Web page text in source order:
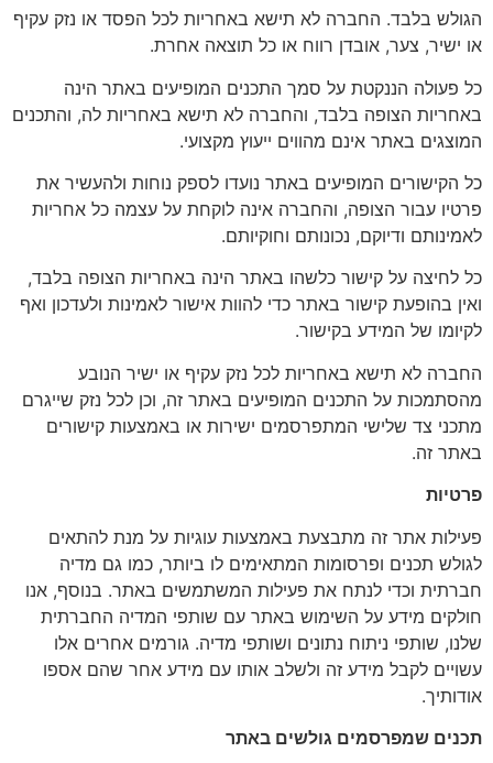
הגולש בלבד. החברה לא תישא באחריות לכל הפסד או נזק עקיף
או ישיר, צער, אובדן רווח או כל תוצאה אחרת.
כל פעולה הננקטת על סמך התכנים המופיעים באתר הינה
באחריות הצופה בלבד, והחברה לא תישא באחריות לה, והתכנים
המוצגים באתר אינם מהווים ייעוץ מקצועי.
כל הקישורים המופיעים באתר נועדו לספק נוחות ולהעשיר את
פרטיו עבור הצופה, והחברה אינה לוקחת על עצמה כל אחריות
לאמינותם ודיוקם, נכונותם וחוקיותם.
כל לחיצה על קישור כלשהו באתר הינה באחריות הצופה בלבד,
ואין בהופעת קישור באתר כדי להוות אישור לאמינות ולעדכון ואף
לקיומו של המידע בקישור.
החברה לא תישא באחריות לכל נזק עקיף או ישיר הנובע
מהסתמכות על התכנים המופיעים באתר זה, וכן לכל נזק שייגרם
מתכני צד שלישי המתפרסמים ישירות או באמצעות קישורים
באתר זה.
פרטיות
פעילות אתר זה מתבצעת באמצעות עוגיות על מנת להתאים
לגולש תכנים ופרסומות המתאימים לו ביותר, כמו גם מדיה
חברתית וכדי לנתח את פעילות המשתמשים באתר. בנוסף, אנו
חולקים מידע על השימוש באתר עם שותפי המדיה החברתית
שלנו, שותפי ניתוח נתונים ושותפי מדיה. גורמים אחרים אלו
עשויים לקבל מידע זה ולשלב אותו עם מידע אחר שהם אספו
אודותיך.
תכנים שמפרסמים גולשים באתר